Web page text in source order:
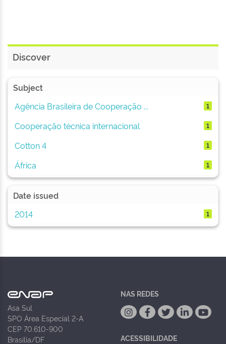
Discover
Subject
Agência Brasileira de Cooperação ...
1
Cooperação técnica internacional 1
Cotton 4 1
África 1
Date issued
2014
1
Asa Sul
SPO Área Especial 2-A
CEP 70.610-900
Brasília/DF
NAS REDES
ACESSIBILIDADE